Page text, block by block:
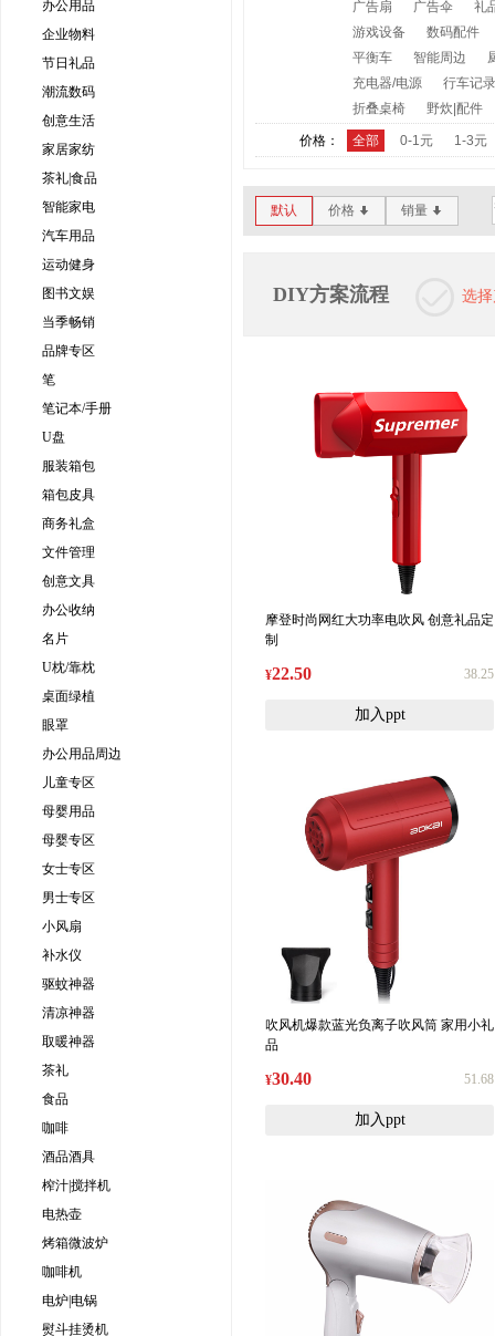
办公用品
企业物料
节日礼品
潮流数码
创意生活
家居家纺
茶礼|食品
智能家电
汽车用品
运动健身
图书文娱
当季畅销
品牌专区
笔
笔记本/手册
U盘
服装箱包
箱包皮具
商务礼盒
文件管理
创意文具
办公收纳
名片
U枕/靠枕
桌面绿植
眼罩
办公用品周边
儿童专区
母婴用品
母婴专区
女士专区
男士专区
小风扇
补水仪
驱蚊神器
清凉神器
取暖神器
茶礼
食品
咖啡
酒品酒具
榨汁|搅拌机
电热壶
烤箱微波炉
咖啡机
电炉|电锅
熨斗挂烫机
广告扇
广告伞
礼
游戏设备
数码配件
平衡车
智能周边
充电器/电源
行车记
折叠桌椅
野炊|配件
价格： 全部 0-1元 1-3元
默认 价格 * 销量 *
DIY方案流程 选
摩登时尚网红大功率电吹风 创意礼品定
制
¥22.50 38.25
加入ppt
吹风机爆款蓝光负离子吹风筒 家用小礼
品
¥30.40 51.68
加入ppt